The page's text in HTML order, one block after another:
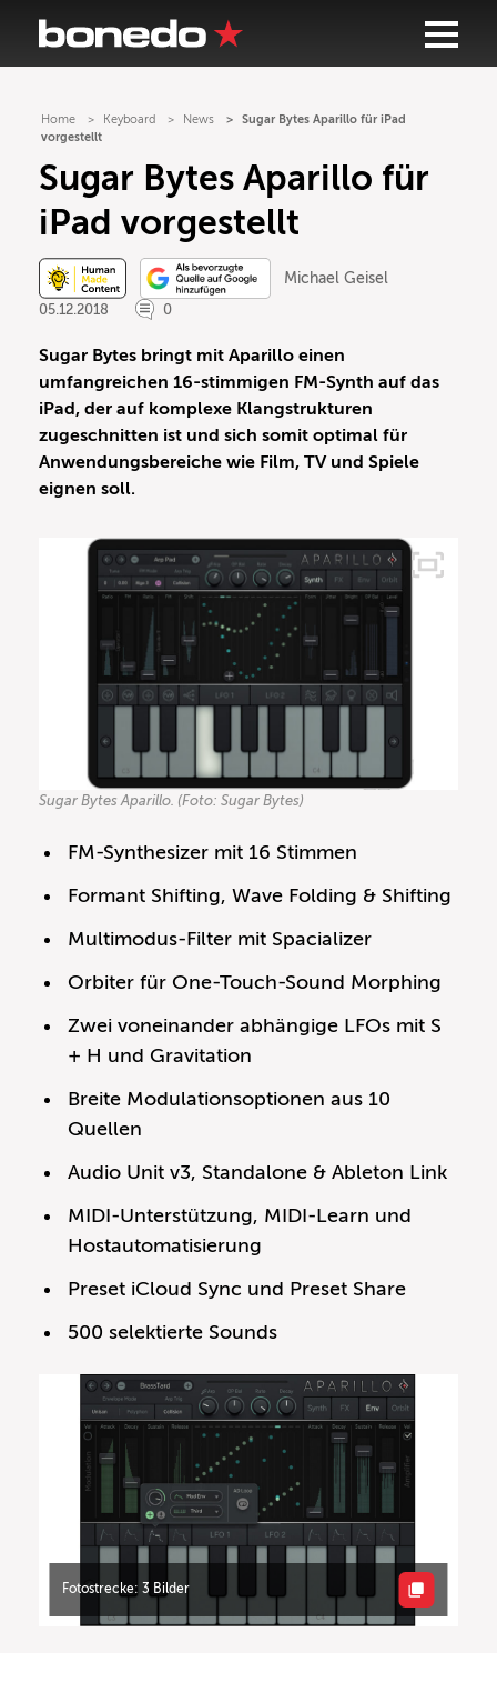
Home Keyboard News
Sugar Bytes Aparillo für iPad
vorgestellt
Sugar Bytes Aparillo für
iPad vorgestellt
Michael Geisel
05.12.2018
0
Sugar Bytes bringt mit Aparillo einen
umfangreichen 16-stimmigen FM-Synth auf das
iPad, der auf komplexe Klangstrukturen
zugeschnitten ist und sich somit optimal für
Anwendungsbereiche wie Film, TV und Spiele
eignen soll.
Sugar Bytes Aparillo. (Foto: Sugar Bytes)
FM-Synthesizer mit 16 Stimmen
Formant Shifting, Wave Folding & Shifting
Multimodus-Filter mit Spacializer
Orbiter für One-Touch-Sound Morphing
Zwei voneinander abhängige LFOs mit S
+ H und Gravitation
Breite Modulationsoptionen aus 10
Quellen
Audio Unit v3, Standalone & Ableton Link
MIDI-Unterstützung, MIDI-Learn und
Hostautomatisierung
Preset iCloud Sync und Preset Share
500 selektierte Sounds
Fotostrecke: 3 Bilder